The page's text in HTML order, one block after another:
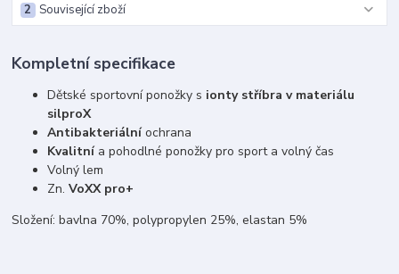
Související zboží
2
Kompletní specifikace
Dětské sportovní ponožky s ionty stříbra v materiálu
silproX
Antibakteriálníochrana
Kvalitnía pohodlné ponožky pro sport a volný čas
Volný lem
Zn.VoXX pro+
Složení: bavlna 70%, polypropylen 25%, elastan 5%